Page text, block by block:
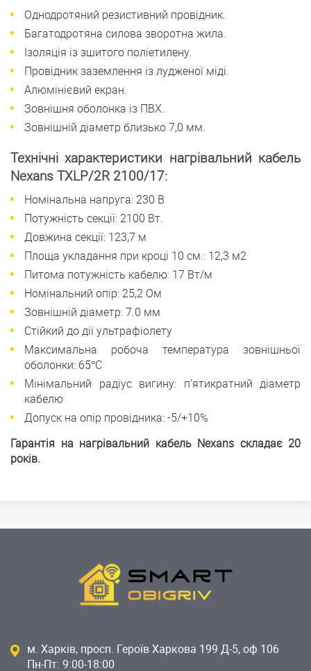
Однодротяний резистивний провідник.
Багатодротяна силова зворотна жила.
Ізоляція із зшитого поліетилену.
Провідник заземлення із лудженої міді.
Алюмінієвий екран.
Зовнішня оболонка із ПВХ.
Зовнішній діаметр близько 7,0 мм.
Технічні характеристики нагрівальний кабель
Nexans TXLP/2R 2100/17:
Номінальна напруга: 230 В
Потужність секції: 2100 Вт.
Довжина секції: 123,7 м
Площа укладання при кроці 10 см.: 12,3 м2
Питома потужність кабелю: 17 Вт/м
Номінальний опір: 25,2 Ом
Зовнішній діаметр: 7.0 мм
Стійкий до дії ультрафіолету
Максимальна робоча температура зовнішньої
оболонки: 65°C
Мінімальний радіус вигину: п'ятикратний діаметр
кабелю
Допуск на опір провідника: -5/+10%
Гарантія на нагрівальний кабель Nexans складає 20
років.
м. Харків, просп. Героїв Харкова 199 Д-5, оф 106
Пн-Пт: 9:00-18:00